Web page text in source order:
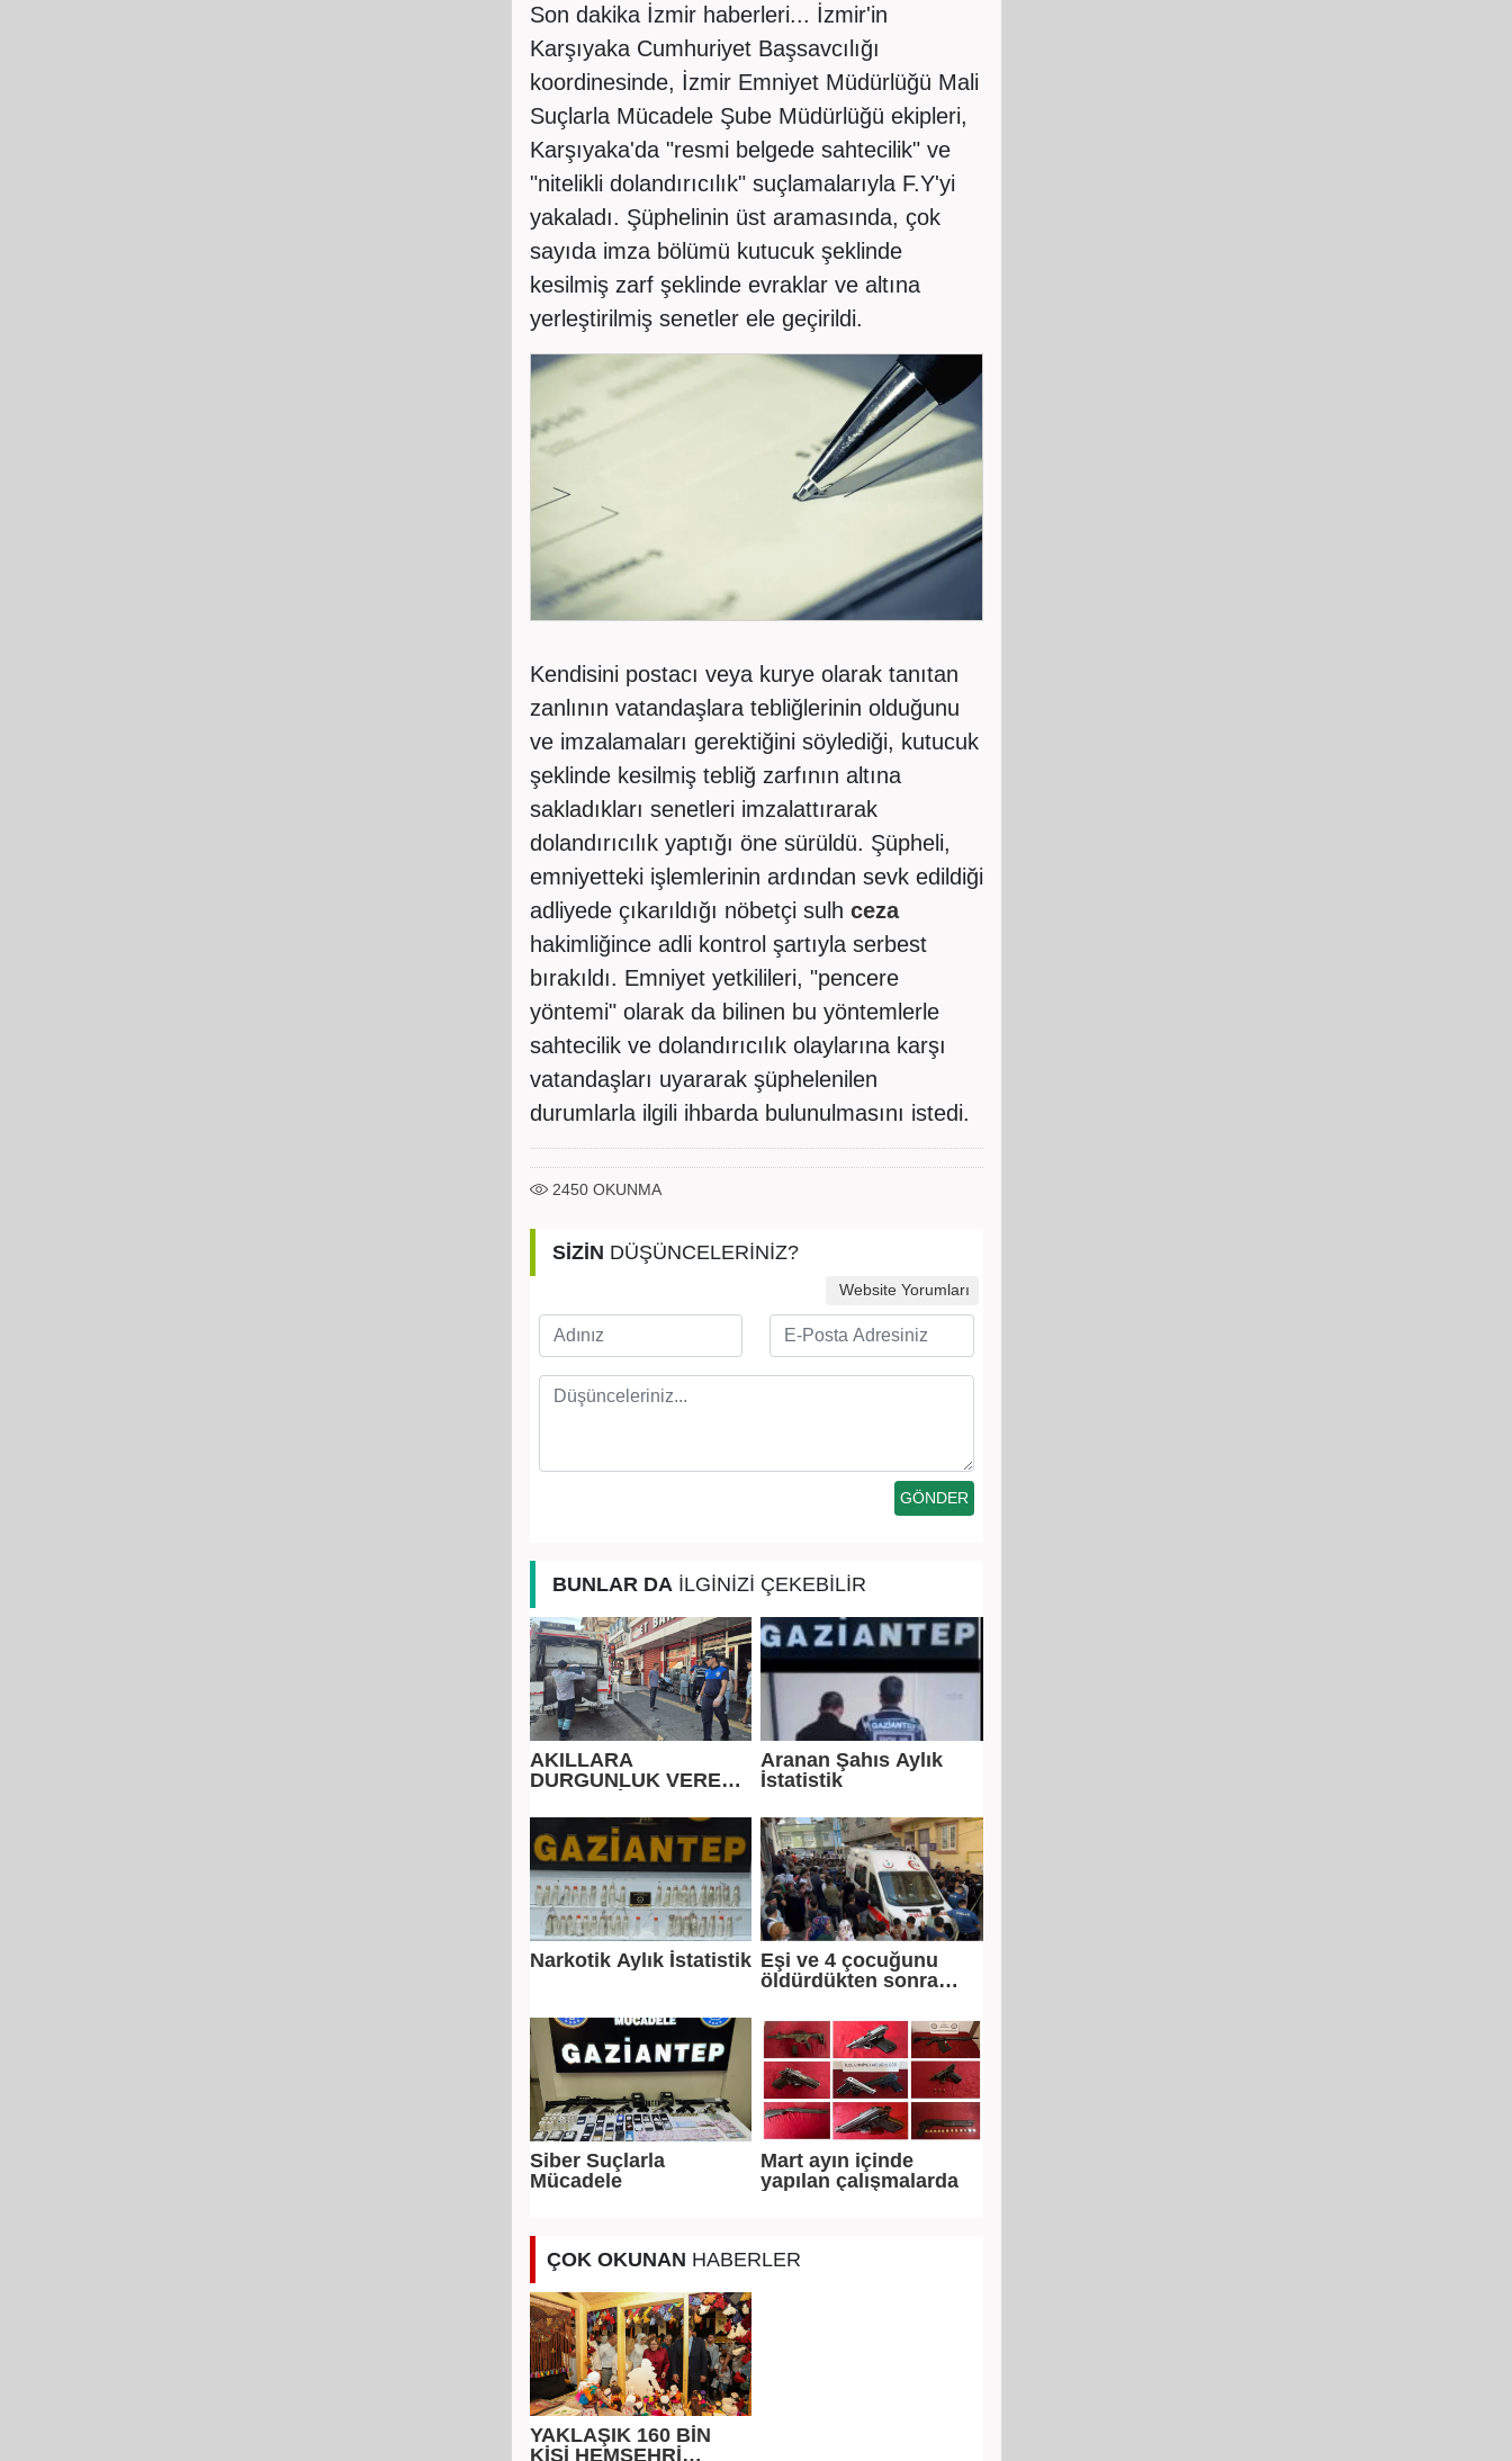
Son dakika İzmir haberleri... İzmir'in
Karşıyaka Cumhuriyet Başsavcılığı
koordinesinde, İzmir Emniyet Müdürlüğü Mali
Suçlarla Mücadele Şube Müdürlüğü ekipleri,
Karşıyaka'da "resmi belgede sahtecilik" ve
"nitelikli dolandırıcılık" suçlamalarıyla F.Y'yi
yakaladı. Şüphelinin üst aramasında, çok
sayıda imza bölümü kutucuk şeklinde
kesilmiş zarf şeklinde evraklar ve altına
yerleştirilmiş senetler ele geçirildi.
Kendisini postacı veya kurye olarak tanıtan
zanlının vatandaşlara tebliğlerinin olduğunu
ve imzalamaları gerektiğini söylediği, kutucuk
şeklinde kesilmiş tebliğ zarfının altına
sakladıkları senetleri imzalattırarak
dolandırıcılık yaptığı öne sürüldü. Şüpheli,
emniyetteki işlemlerinin ardından sevk edildiği
adliyede çıkarıldığı nöbetçi sulh ceza
hakimliğince adli kontrol şartıyla serbest
bırakıldı. Emniyet yetkilileri, "pencere
yöntemi" olarak da bilinen bu yöntemlerle
sahtecilik ve dolandırıcılık olaylarına karşı
vatandaşları uyararak şüphelenilen
durumlarla ilgili ihbarda bulunulmasını istedi.
2450 OKUNMA
SİZİN DÜŞÜNCELERİNİZ?
Website Yorumları
BUNLAR DAİLGİNİZİ ÇEKEBİLİR
AKILLARA
DURGUNLUK VEREN
Aranan Şahıs Aylık
İstatistik
Narkotik Aylık İstatistik Eşi ve 4 çocuğunu
öldürdükten sonra
Siber Suçlarla
Mücadele
Mart ayın içinde
yapılan çalışmalarda
ÇOK OKUNAN HABERLER
YAKLAŞIK 160 BİN
KİŞİ HEMŞEHRİ